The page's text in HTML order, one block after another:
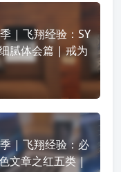
| 飞翔经验：SY
腻体会篇 | 戒为
| 飞翔经验：必
文章之红五类 |